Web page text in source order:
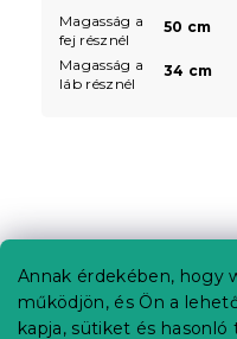
Annak érdekében, hogy
működjön, és Ön a
kapja, sütiket és
Magasság a
fej résznél
50 cm
Magasság a
láb résznél
34 cm
á
Információ az
Rendelés követése